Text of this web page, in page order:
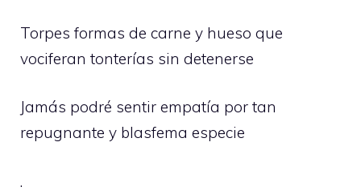
Torpes formas de carne y hueso que
vociferan tonterías sin detenerse
Jamás podré sentir empatía por tan
repugnante y blasfema especie
.